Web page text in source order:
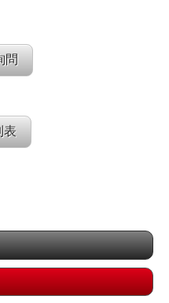
問
表